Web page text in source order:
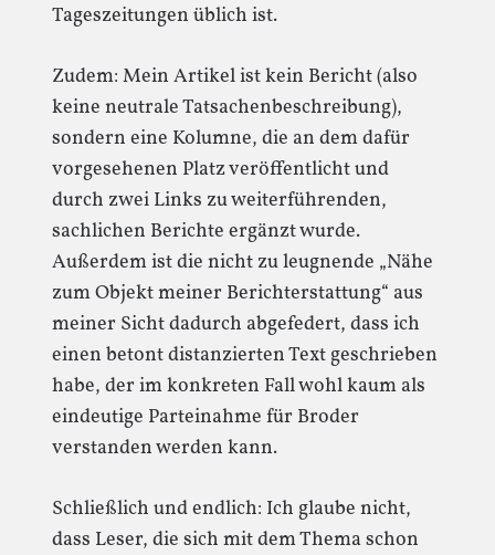
Tageszeitungen üblich ist.
Zudem: Mein Artikel ist kein Bericht (also
keine neutrale Tatsachenbeschreibung),
sondern eine Kolumne, die an dem dafür
vorgesehenen Platz veröffentlicht und
durch zwei Links zu weiterführenden,
sachlichen Berichte ergänzt wurde.
Außerdem ist die nicht zu leugnende „Nähe
zum Objekt meiner Berichterstattung“ aus
meiner Sicht dadurch abgefedert, dass ich
einen betont distanzierten Text geschrieben
habe, der im konkreten Fall wohl kaum als
eindeutige Parteinahme für Broder
verstanden werden kann.
Schließlich und endlich: Ich glaube nicht,
dass Leser, die sich mit dem Thema schon